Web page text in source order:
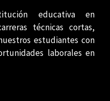
educativa en
técnicas cortas,
estudiantes con
laborales en